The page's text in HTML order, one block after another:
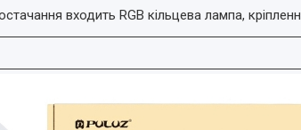
входить RGB кільцева лампа,